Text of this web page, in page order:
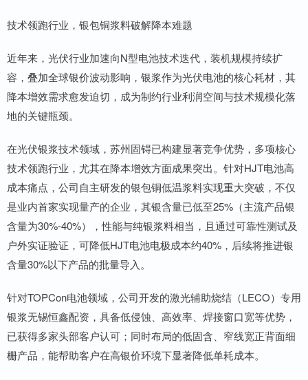
技术领跑行业，银包铜浆料破解降本难题
近年来，光伏行业加速向N型电池技术迭代，装机规模持续扩
容，叠加全球银价波动影响，银浆作为光伏电池的核心耗材，其
降本增效需求愈发迫切，成为制约行业利润空间与技术规模化落
地的关键瓶颈。
在光伏银浆技术领域，苏州固锝已构建显著竞争优势，多项核心
技术领跑行业，尤其在降本增效方面成果突出。针对HJT电池高
成本痛点，公司自主研发的银包铜低温浆料实现重大突破，不仅
是业内首家实现量产的企业，其银含量已低至25%（主流产品银
含量为30%-40%），性能与纯银浆料相当，且通过可靠性测试及
户外实证验证，可降低HJT电池电极成本约40%，后续将推进银
含量30%以下产品的批量导入。
针对TOPCon电池领域，公司开发的激光辅助烧结（LECO）专用
银浆无锡恒鑫配资，具备低侵蚀、高效率、焊接窗口宽等优势，
已获得多家头部客户认可；同时布局的低固含、窄线宽正背面细
栅产品，能帮助客户在高银价环境下显著降低单耗成本。